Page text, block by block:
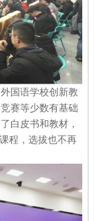
国语学校创新教
赛等少数有基础
白皮书和教材，
程，选拔也不再